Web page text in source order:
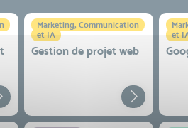
Marketing, Communication
et IA
Gestion de projet web
et